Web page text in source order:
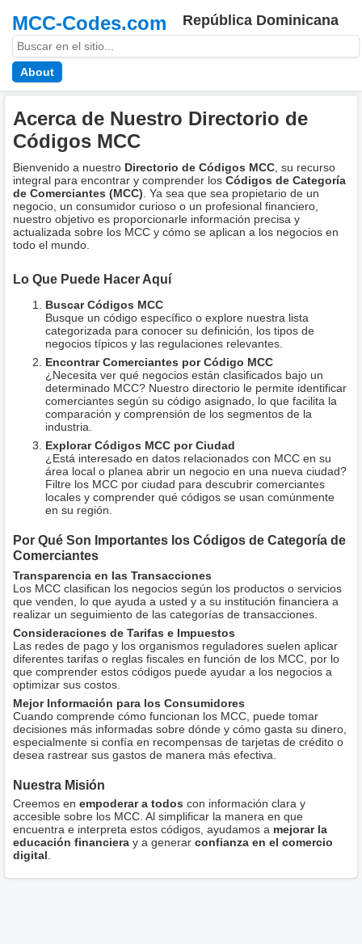
MCC-Codes.com República Dominicana
About
Acerca de Nuestro Directorio de
Códigos MCC
Bienvenido a nuestro Directorio de Códigos MCC , su recurso
integral para encontrar y comprender los Códigos de Categoría
de Comerciantes (MCC) . Ya sea que sea propietario de un
negocio, un consumidor curioso o un profesional financiero,
nuestro objetivo es proporcionarle información precisa y
actualizada sobre los MCC y cómo se aplican a los negocios en
todo el mundo.
Lo Que Puede Hacer Aquí
Buscar Códigos MCC
Busque un código específico o explore nuestra lista
categorizada para conocer su definición, los tipos de
negocios típicos y las regulaciones relevantes.
Encontrar Comerciantes por Código MCC
¿Necesita ver qué negocios están clasificados bajo un
determinado MCC? Nuestro directorio le permite identificar
comerciantes según su código asignado, lo que facilita la
comparación y comprensión de los segmentos de la
industria.
Explorar Códigos MCC por Ciudad
¿Está interesado en datos relacionados con MCC en su
área local o planea abrir un negocio en una nueva ciudad?
Filtre los MCC por ciudad para descubrir comerciantes
locales y comprender qué códigos se usan comúnmente
en su región.
Por Qué Son Importantes los Códigos de Categoría de
Comerciantes
Transparencia en las Transacciones
Los MCC clasifican los negocios según los productos o servicios
que venden, lo que ayuda a usted y a su institución financiera a
realizar un seguimiento de las categorías de transacciones.
Consideraciones de Tarifas e Impuestos
Las redes de pago y los organismos reguladores suelen aplicar
diferentes tarifas o reglas fiscales en función de los MCC, por lo
que comprender estos códigos puede ayudar a los negocios a
optimizar sus costos.
Mejor Información para los Consumidores
Cuando comprende cómo funcionan los MCC, puede tomar
decisiones más informadas sobre dónde y cómo gasta su dinero,
especialmente si confía en recompensas de tarjetas de crédito o
desea rastrear sus gastos de manera más efectiva.
Nuestra Misión
Creemos en empoderar a todos con información clara y
accesible sobre los MCC. Al simplificar la manera en que
encuentra e interpreta estos códigos, ayudamos a mejorar la
educación financiera y a generar confianza en el comercio
digital